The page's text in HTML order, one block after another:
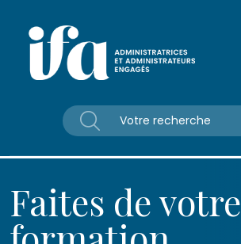
Faites de votre